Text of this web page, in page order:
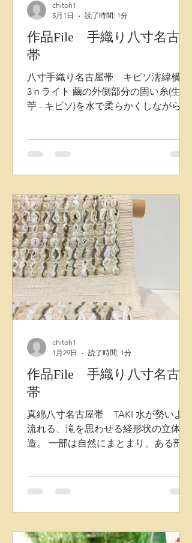
作品File 手織り八寸名古屋
帯
八寸手織り名古屋帯 キビソ濡緯横段
3ｎライト 繭の外側部分の固い糸(生皮
苧 - キビソ)を水で柔らかくしながら織
長くお使いいただけます。 今回発表さ
さを工夫し、よりしなやかな風合いへ
と進化させ、表層のドット形状も控え
めに織りあがりました。 真夏でも軽や
かにモダンな装いをお楽しみいただけ
ます。
chitoh1
5月1日
読了時間: 1分
作品File 手織り八寸名古屋
帯
真綿八寸名古屋帯 TAKI 水が勢いよく
流れる、滝を思わせる経形状の立体構
造。 一部は自然にまとまり、ある部分
より、素材感に変化を持たせて織り上
重なりと立体感を表現しています。 株
式会社千藤 藤田織物 帯
chitoh1
1月29日
読了時間: 1分